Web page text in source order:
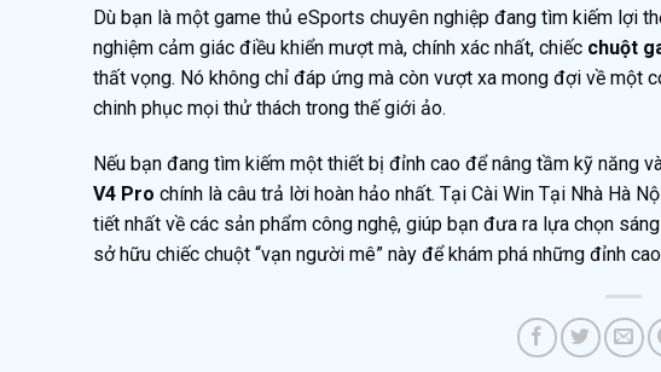
Dù bạn là một game thủ eSports chuyên nghiệp đang tìm kiếm lợi
nghiệm cảm giác điều khiển mượt mà, chính xác nhất, chiếc chuột
thất vọng. Nó không chỉ đáp ứng mà còn vượt xa mong đợi về một
chinh phục mọi thử thách trong thế giới ảo.
Nếu bạn đang tìm kiếm một thiết bị đỉnh cao để nâng tầm kỹ năng
V4 Pro chính là câu trả lời hoàn hảo nhất. Tại Cài Win Tại Nhà Hà
tiết nhất về các sản phẩm công nghệ, giúp bạn đưa ra lựa chọn
sở hữu chiếc chuột “vạn người mê” này để khám phá những đỉnh